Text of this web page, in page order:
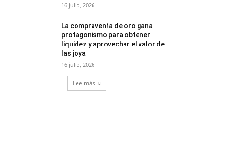
16 julio, 2026
La compraventa de oro gana
protagonismo para obtener
liquidez y aprovechar el valor de
las joya
16 julio, 2026
Lee más